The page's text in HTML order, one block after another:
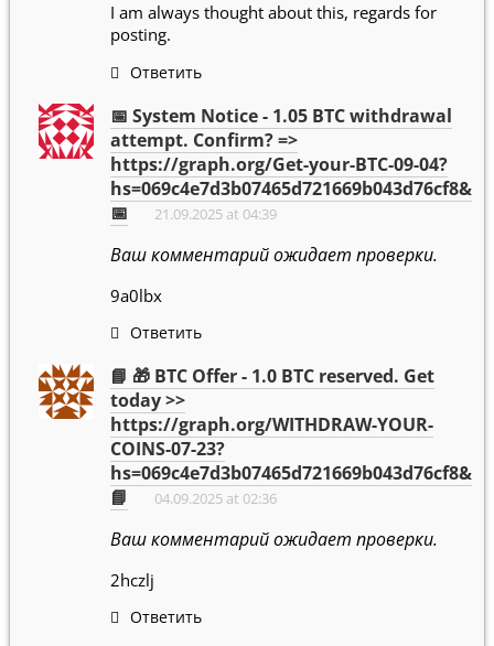
I am always thought about this, regards for
posting.
Ответить
📅 System Notice - 1.05 BTC withdrawal
attempt. Confirm? =>
https://graph.org/Get-your-BTC-09-04?
hs=069c4e7d3b07465d721669b043d76cf8&
📅
21.09.2025 at 04:39
Ваш комментарий ожидает проверки.
9a0lbx
Ответить
📘 🎁 BTC Offer - 1.0 BTC reserved. Get
today >>
https://graph.org/WITHDRAW-YOUR-
COINS-07-23?
hs=069c4e7d3b07465d721669b043d76cf8&
📘
04.09.2025 at 02:36
Ваш комментарий ожидает проверки.
2hczlj
Ответить